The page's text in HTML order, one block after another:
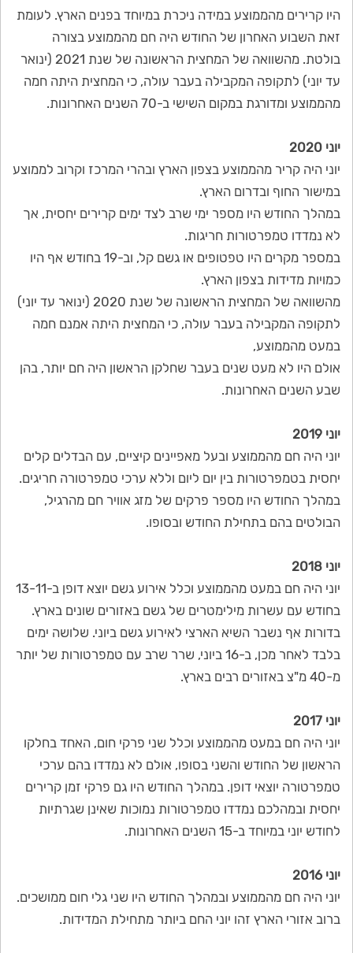
היו קרירים מהממוצע במידה ניכרת במיוחד בפנים הארץ. לעומת
זאת השבוע האחרון של החודש היה חם מהממוצע בצורה
בולטת. מהשוואה של המחצית הראשונה של שנת 2021 (ינואר
עד יוני) לתקופה המקבילה בעבר עולה, כי המחצית היתה חמה
מהממוצע ומדורגת במקום השישי ב-70 השנים האחרונות.
יוני 2020
יוני היה קריר מהממוצע בצפון הארץ ובהרי המרכז וקרוב לממוצע
במישור החוף ובדרום הארץ.
במהלך החודש היו מספר ימי שרב לצד ימים קרירים יחסית, אך
לא נמדדו טמפרטורות חריגות.
במספר מקרים היו טפטופים או גשם קל, וב-19 בחודש אף היו
כמויות מדידות בצפון הארץ.
מהשוואה של המחצית הראשונה של שנת 2020 (ינואר עד יוני)
לתקופה המקבילה בעבר עולה, כי המחצית היתה אמנם חמה
במעט מהממוצע,
אולם היו לא מעט שנים בעבר שחלקן הראשון היה חם יותר, בהן
שבע השנים האחרונות.
יוני 2019
יוני היה חם מהממוצע ובעל מאפיינים קיציים, עם הבדלים קלים
יחסית בטמפרטורות בין יום ליום וללא ערכי טמפרטורה חריגים.
במהלך החודש היו מספר פרקים של מזג אוויר חם מהרגיל,
הבולטים בהם בתחילת החודש ובסופו.
יוני 2018
יוני היה חם במעט מהממוצע וכלל אירוע גשם יוצא דופן ב-13-11
בחודש עם עשרות מילימטרים של גשם באזורים שונים בארץ.
בדורות אף נשבר השיא הארצי לאירוע גשם ביוני. שלושה ימים
בלבד לאחר מכן, ב-16 ביוני, שרר שרב עם טמפרטורות של יותר
מ-40 מ"צ באזורים רבים בארץ.
יוני 2017
יוני היה חם במעט מהממוצע וכלל שני פרקי חום, האחד בחלקו
הראשון של החודש והשני בסופו, אולם לא נמדדו בהם ערכי
טמפרטורה יוצאי דופן. במהלך החודש היו גם פרקי זמן קרירים
יחסית ובמהלכם נמדדו טמפרטורות נמוכות שאינן שגרתיות
לחודש יוני במיוחד ב-15 השנים האחרונות.
יוני 2016
יוני היה חם מהממוצע ובמהלך החודש היו שני גלי חום ממושכים.
ברוב אזורי הארץ זהו יוני החם ביותר מתחילת המדידות.